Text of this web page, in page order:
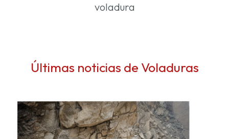
voladura
Últimas noticias de Voladuras